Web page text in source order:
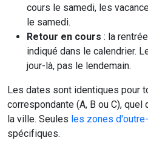
cours le samedi, les
le samedi.
Retour en cours : la
indiqué dans le calendrier.
jour-là, pas le lendemain.
Les dates sont identiques pour
correspondante (A, B ou C),
la ville. Seules les zones
spécifiques.